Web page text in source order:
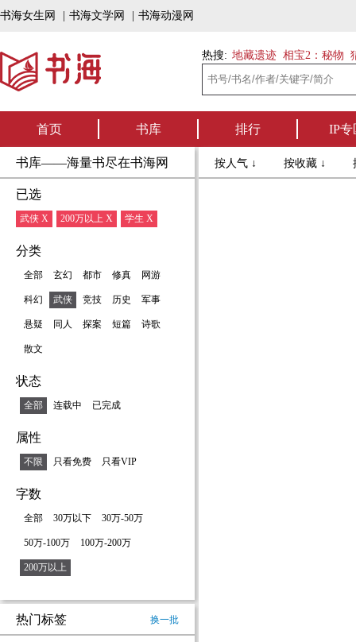
书海女生网 书海文学网 书海动漫网
热搜: 地藏遗迹 相宝2：秘物
首页 书库 排行 IP专
书库——海量书尽在书海网
已选
武侠 X 200万以上 X 学生 X
分类
全部 玄幻 都市 修真 网游
科幻 武侠 竞技 历史 军事
悬疑 同人 探案 短篇 诗歌
散文
状态
全部 连载中 已完成
属性
不限 只看免费 只看VIP
字数
全部 30万以下 30万-50万
50万-100万 100万-200万
200万以上
热门标签 换一批
按人气 ↓ 按收藏 ↓